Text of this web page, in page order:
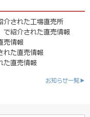
介された工場直売所
で紹介された直売情報
売情報
れた直売情報
た直売情報
お知らせ一覧▶